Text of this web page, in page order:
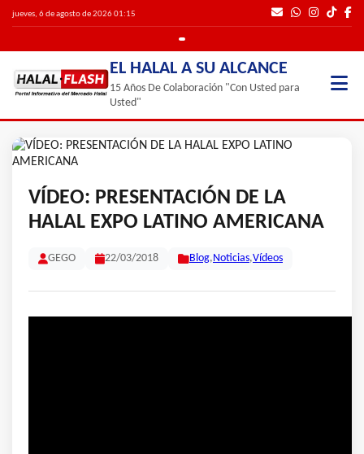
jueves, 6 de agosto de 2026 01:15
EL HALAL A SU ALCANCE
15 Años De Colaboración "Con Usted para
Usted"
VÍDEO: PRESENTACIÓN DE LA
HALAL EXPO LATINO AMERICANA
GEGO 22/03/2018 Blog, Noticias,Vídeos